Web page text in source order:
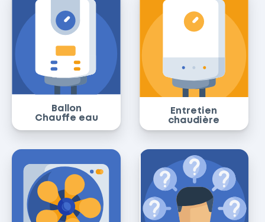
Ballon
Chauffe eau
Entretien
chaudière